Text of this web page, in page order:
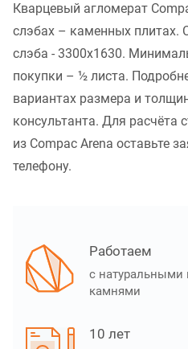
Кварцевый агломерат
слэбах – каменных плитах.
слэба - 3300x1630.
покупки – ½ листа.
вариантах размера и
консультанта. Для расчёта
из Compac Arena оставьте
телефону.
Работаем
с натуральными
камнями
10 лет